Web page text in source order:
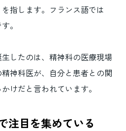
指します。フランス語では
。
したのは、精神科の医療現場
神科医が、自分と患者との関
けだと言われています。
注目を集めている